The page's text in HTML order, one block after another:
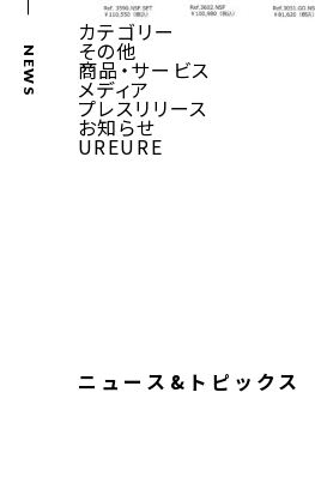
NEWS
カテゴリー
その他
商品・サービス
メディア
プレスリリース
お知らせ
UREURE
ニュース&トピックス